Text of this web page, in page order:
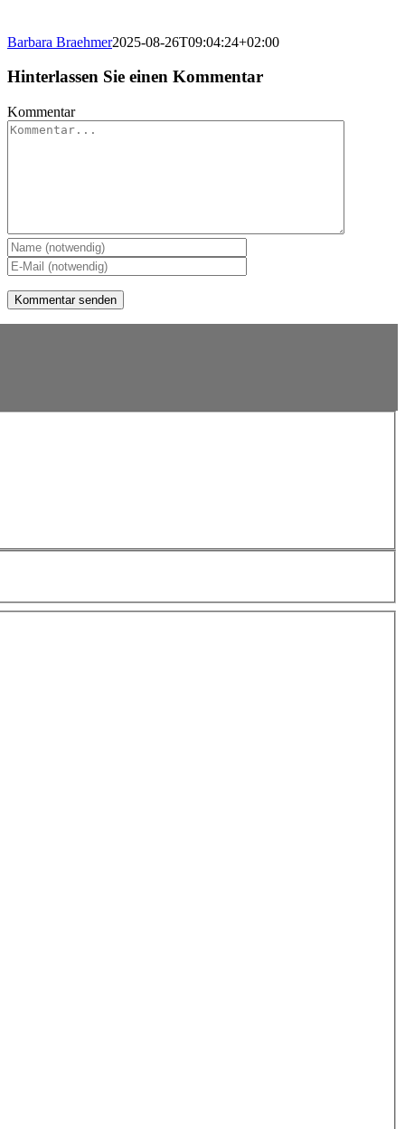
Barbara Braehmer2025-08-26T09:04:24+02:00
Hinterlassen Sie einen Kommentar
Kommentar